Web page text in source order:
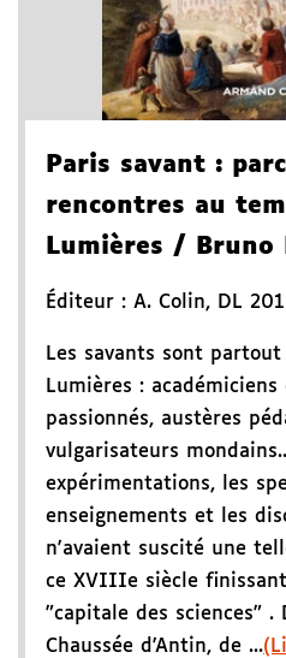
Paris savant :
rencontres au
Lumières / Bruno
Éditeur : A. Colin, DL
Les savants sont
Lumières :
passionnés, austères
vulgarisateurs
expérimentations, les
enseignements et les
n'avaient suscité une
ce XVIIIe siècle
"capitale des sciences"
Chaussée d'Antin, de ...